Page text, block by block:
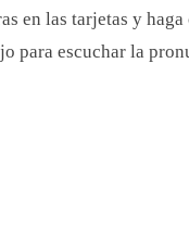
en las tarjetas y
para escuchar la